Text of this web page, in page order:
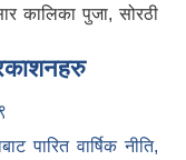
कालिका पुजा, सोरठी
पारित वार्षिक नीति,